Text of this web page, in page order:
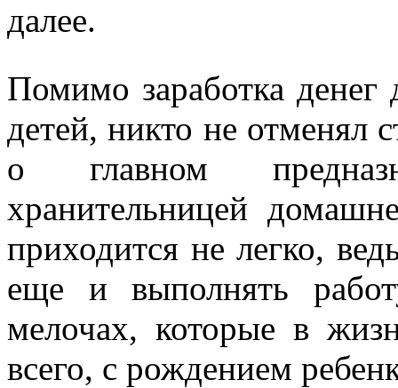
далее.
Помимо заработка денег
детей, никто не отменял
о главном
хранительницей
приходится не легко,
еще и выполнять
мелочах, которые в
всего, с рождением